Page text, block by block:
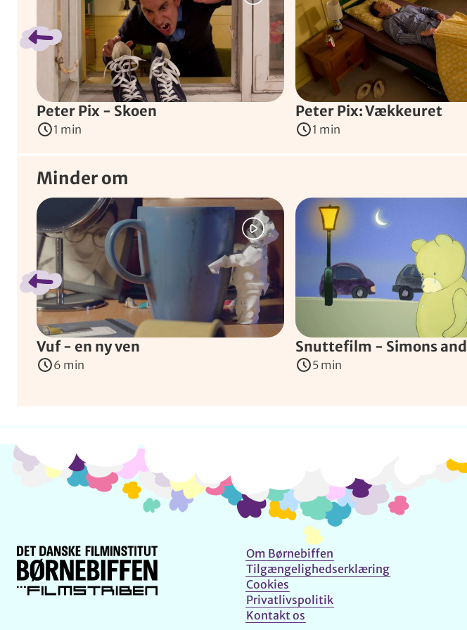
Peter Pix - Skoen
1 min
Peter Pix: Vækkeuret
1 min
Minder om
Spring bånd over
Vuf - en ny ven
6 min
Snuttefilm - Simons and
5 min
Om Børnebiffen
Tilgængelighedserklæring
Cookies
Privatlivspolitik
Kontakt os